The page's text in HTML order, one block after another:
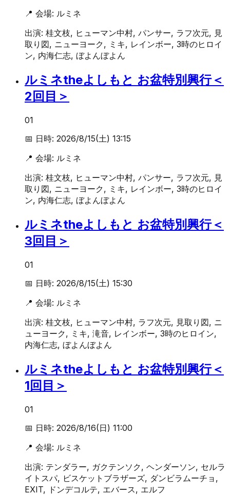
📍 会場: ルミネ
出演: 桂文枝, ヒューマン中村, パンサー, ラフ次元, 見
取り図, ニューヨーク, ミキ, レインボー, 3時のヒロイ
ン, 内海仁志, ぼよんぼよん
ルミネtheよしもと お盆特別興行＜
2回目＞
01
📅 日時: 2026/8/15(土) 13:15
📍 会場: ルミネ
出演: 桂文枝, ヒューマン中村, パンサー, ラフ次元, 見
取り図, ニューヨーク, ミキ, レインボー, 3時のヒロイ
ン, 内海仁志, ぼよんぼよん
ルミネtheよしもと お盆特別興行＜
3回目＞
01
📅 日時: 2026/8/15(土) 15:30
📍 会場: ルミネ
出演: 桂文枝, ヒューマン中村, ラフ次元, 見取り図, ニ
ューヨーク, ミキ, 滝音, レインボー, 3時のヒロイン,
内海仁志, ぼよんぼよん
ルミネtheよしもと お盆特別興行＜
1回目＞
01
📅 日時: 2026/8/16(日) 11:00
📍 会場: ルミネ
出演: テンダラー, ガクテンソク, ヘンダーソン, セルラ
イトスパ, ビスケットブラザーズ, ダンビラムーチョ,
EXIT, ドンデコルテ, エバース, エルフ